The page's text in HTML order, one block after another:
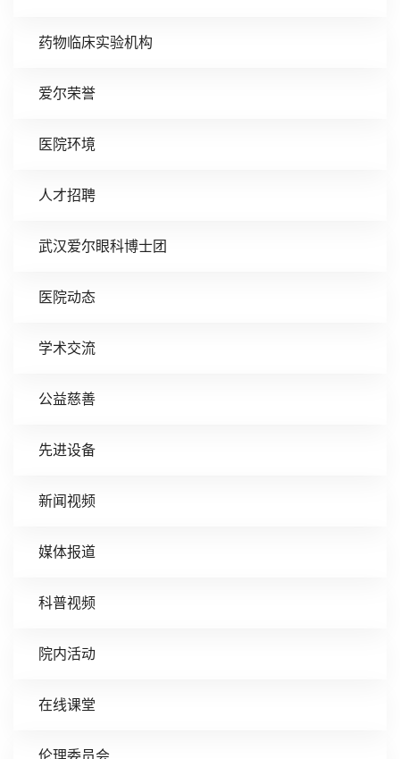
药物临床实验机构
爱尔荣誉
医院环境
人才招聘
武汉爱尔眼科博士团
医院动态
学术交流
公益慈善
先进设备
新闻视频
媒体报道
科普视频
院内活动
在线课堂
伦理委员会